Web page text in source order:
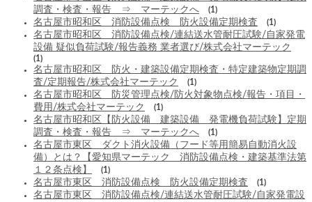
調査・検査・報告 ⇒ マーテックへ
(1)
名古屋市昭和区 消防設備点検 防火設備定期検査 (1)
名古屋市昭和区 消防設備点検/連結送水管耐圧試験/自家発電
設備 疑似負荷試験/報告義務 業者選び/株式会社マーテック
(1)
名古屋市昭和区 防火・建築設備定期検査・特定建築物定期調
査/定期報告/株式会社マーテック
(1)
名古屋市昭和区 防災管理点検/防火対象物点検/報告・項目・
費用/株式会社マーテック
(1)
名古屋市昭和区【防火設備 建築設備 発電機負荷試験】定期
調査・検査・報告 ⇒ マーテックへ
(1)
名古屋市東区 ダクト消火設備（フード等用簡易自動消火設
備）とは？【愛知県マーテック 消防設備点検・建築基準法第
１２条点検】
(1)
名古屋市東区 消防設備点検 防火設備定期検査 (1)
名古屋市東区 消防設備点検/連結送水管耐圧試験/自家発電設